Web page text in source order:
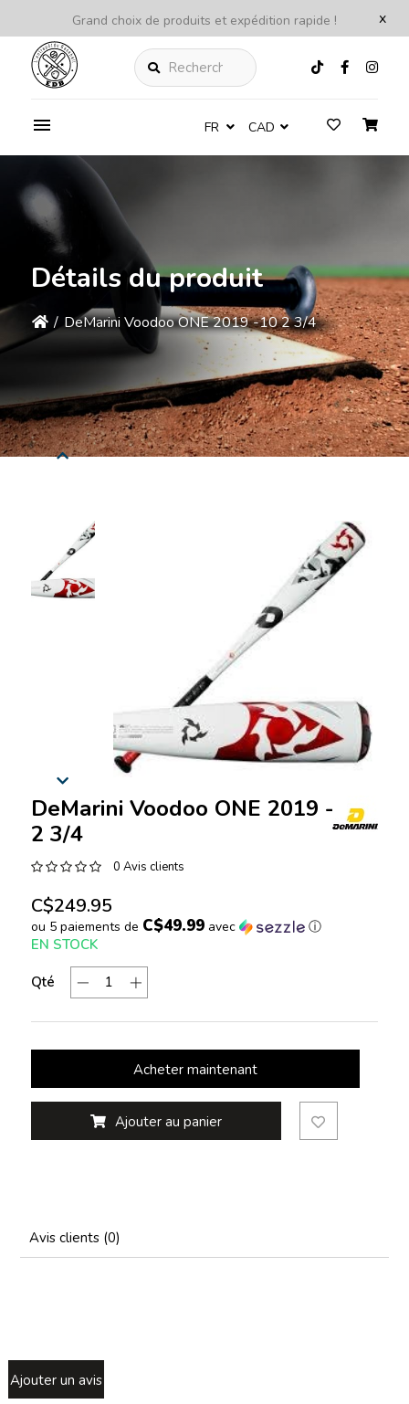
x
Grand choix de produits et expédition rapide !
Rechercher
FR CAD
Détails du produit
/ DeMarini Voodoo ONE 2019 -10 2 3/4
DeMarini Voodoo ONE 2019 -10
2 3/4
0 Avis clients
C$249.95
ou 5 paiements de C$49.99avec ⓘ
EN STOCK
Qté
Acheter maintenant
Ajouter au panier
Avis clients (0)
Ajouter un avis